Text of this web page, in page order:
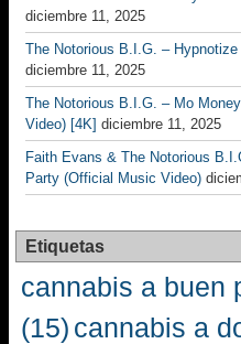
diciembre 11, 2025
The Notorious B.I.G. –
diciembre 11, 2025
The Notorious B.I.G. – Mo
Video) [4K] diciembre 11, 2025
Faith Evans & The Notorious
Party (Official Music Video)
Etiquetas
cannabis a buen
(15) cannabis a